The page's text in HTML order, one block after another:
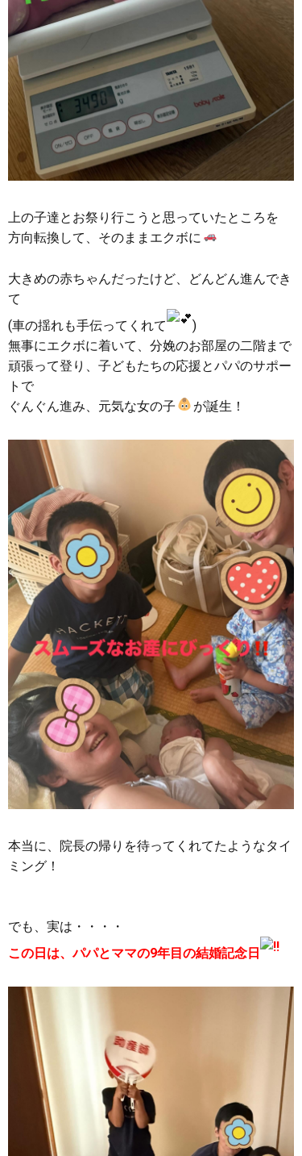
上の子達とお祭り行こうと思っていたところを
方向転換して、そのままエクボに
大きめの赤ちゃんだったけど、どんどん進んでき
て
(車の揺れも手伝ってくれて
)
無事にエクボに着いて、分娩のお部屋の二階まで
頑張って登り、子どもたちの応援とパパのサポー
トで
ぐんぐん進み、元気な女の子
が誕生！
本当に、院長の帰りを待ってくれてたようなタイ
ミング！
でも、実は・・・・
この日は、パパとママの9年目の結婚記念日